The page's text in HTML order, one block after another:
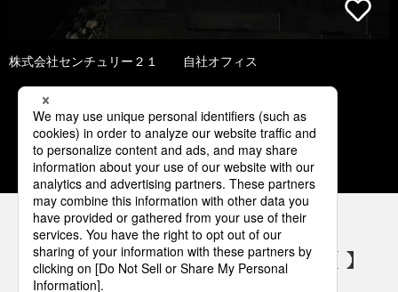
株式会社センチュリー２１ 自社オフィス
1 2 3 4 5
パナソニックの電気設備 SNSアカウント